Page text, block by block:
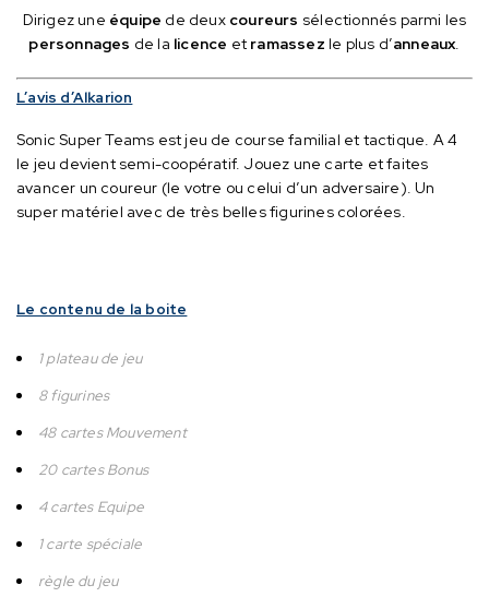
Dirigez une équipe de deux coureurs sélectionnés parmi les
personnages de la licence et ramassez le plus d’anneaux.
L’avis d’Alkarion
Sonic Super Teams est jeu de course familial et tactique. A 4
le jeu devient semi-coopératif. Jouez une carte et faites
avancer un coureur (le votre ou celui d’un adversaire). Un
super matériel avec de très belles figurines colorées.
Le contenu de la boite
1 plateau de jeu
8 figurines
48 cartes Mouvement
20 cartes Bonus
4 cartes Equipe
1 carte spéciale
règle du jeu